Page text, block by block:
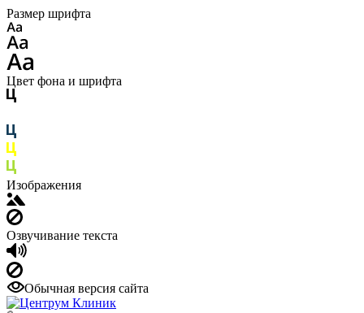
Размер шрифта
Цвет фона и шрифта
Изображения
Озвучивание текста
Обычная версия сайта